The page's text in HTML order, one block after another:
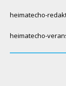
heimatecho-
heimatecho-